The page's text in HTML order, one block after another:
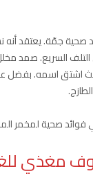
السريع. صمد مخلل
اشتق اسمه. بفضل
فوائد صحية لمخمر